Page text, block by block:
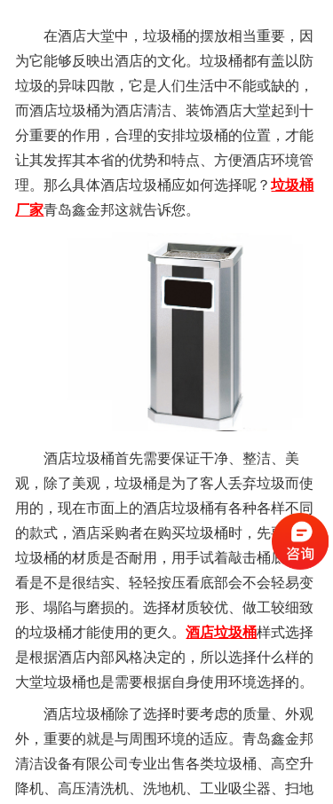
在酒店大堂中，垃圾桶的摆放相当重要，因
为它能够反映出酒店的文化。垃圾桶都有盖以防
垃圾的异味四散，它是人们生活中不能或缺的，
而酒店垃圾桶为酒店清洁、装饰酒店大堂起到十
分重要的作用，合理的安排垃圾桶的位置，才能
让其发挥其本省的优势和特点、方便酒店环境管
理。那么具体酒店垃圾桶应如何选择呢？垃圾桶
厂家青岛鑫金邦这就告诉您。
酒店垃圾桶首先需要保证干净、整洁、美
观，除了美观，垃圾桶是为了客人丢弃垃圾而使
用的，现在市面上的酒店垃圾桶有各种各样不同
的款式，酒店采购者在购买垃圾桶时，先要查看
垃圾桶的材质是否耐用，用手试着敲击桶底，看
看是不是很结实、轻轻按压看底部会不会轻易变
形、塌陷与磨损的。选择材质较优、做工较细致
的垃圾桶才能使用的更久。酒店垃圾桶样式选择
是根据酒店内部风格决定的，所以选择什么样的
大堂垃圾桶也是需要根据自身使用环境选择的。
酒店垃圾桶除了选择时要考虑的质量、外观
外，重要的就是与周围环境的适应。青岛鑫金邦
清洁设备有限公司专业出售各类垃圾桶、高空升
降机、高压清洗机、洗地机、工业吸尘器、扫地